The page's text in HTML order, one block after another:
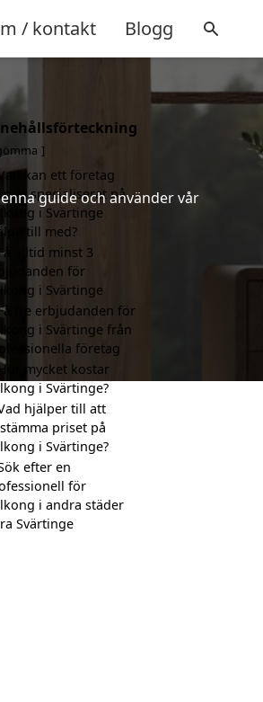
/ kontakt Blogg
guide och använder vår
kan ett företag
är specialiserat på
i Svärtinge
till med?
alltid minst 3
för
i Svärtinge
tre erbjudanden för
i Svärtinge från
företag
mycket kostar
i Svärtinge?
hjälper till att
priset på
i Svärtinge?
efter en
för
i andra städer
Svärtinge